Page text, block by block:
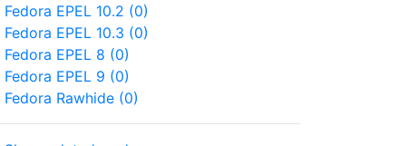
Fedora EPEL 10.2 (0)
Fedora EPEL 10.3 (0)
Fedora EPEL 8 (0)
Fedora EPEL 9 (0)
Fedora Rawhide (0)